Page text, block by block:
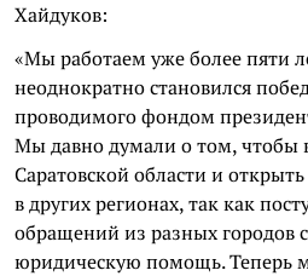
Хайдуков:
«Мы работаем уже более пяти
неоднократно становился
проводимого фондом
Мы давно думали о том, чтобы
Саратовской области и открыть
в других регионах, так как
обращений из разных городов
юридическую помощь. Теперь